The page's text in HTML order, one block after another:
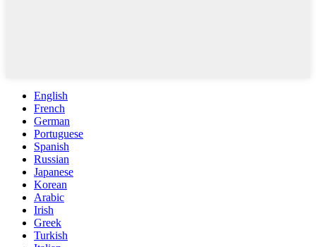
English
French
German
Portuguese
Spanish
Russian
Japanese
Korean
Arabic
Irish
Greek
Turkish